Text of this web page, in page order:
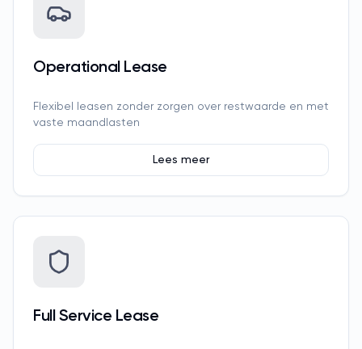
Operational Lease
Flexibel leasen zonder zorgen over restwaarde en met
vaste maandlasten
Lees meer
Full Service Lease